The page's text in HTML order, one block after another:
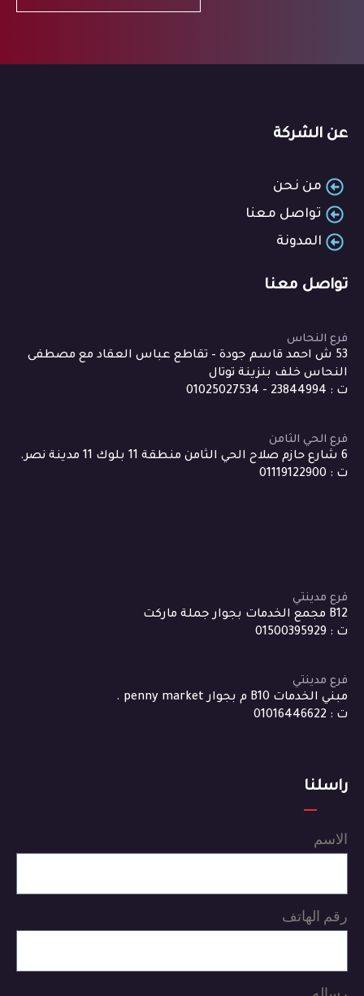
عن الشركة
من نحن
تواصل معنا
المدونة
تواصل معنا
فرع النحاس
53 ش احمد قاسم جودة – تقاطع عباس العقاد مع مصطفى
النحاس خلف بنزينة توتال
ت : 23844994 - 01025027534
فرع الحي الثامن
6 شارع حازم صلاح الحي الثامن منطقة 11 بلوك 11 مدينة نصر.
ت : 01119122900
فرع مدينتي
B12 مجمع الخدمات بجوار جملة ماركت
ت : 01500395929
فرع مدينتي
مبني الخدمات B10 م بجوار penny market .
ت : 01016446622
راسلنا
الاسم
رقم الهاتف